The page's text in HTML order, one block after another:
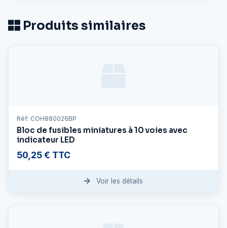
Produits similaires
Réf: COH880026BP
Bloc de fusibles miniatures à 10 voies avec
indicateur LED
50,25 € TTC
Voir les détails